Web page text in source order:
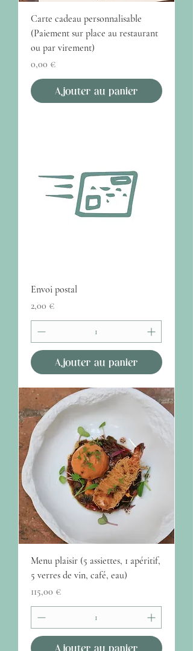
Carte cadeau personnalisable
(Paiement sur place au restaurant
ou par virement)
Prix
0,00 €
Ajouter au panier
Envoi postal
Prix
2,00 €
Ajouter au panier
Menu plaisir (5 assiettes, 1 apéritif,
5 verres de vin, café, eau)
Prix
115,00 €
Ajouter au panier